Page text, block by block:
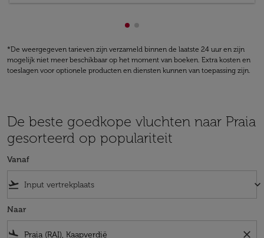
Toont cmp-pagination-
Toont cmp-pagination-
*De weergegeven tarieven zijn verzameld binnen de laatste 24 uur en zijn
mogelijk niet meer beschikbaar op het moment van boeken. Extra kosten en
toeslagen voor optionele producten en diensten kunnen van toepassing zijn.
De beste goedkope vluchten naar Praia
gesorteerd op populariteit
Vanaf
flight_takeoff keyboard_arrow_down
Naar
flight_land close